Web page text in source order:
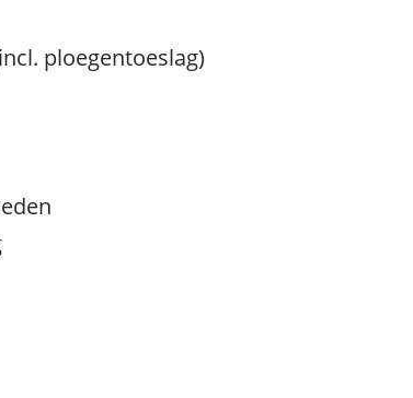
ploegentoeslag)